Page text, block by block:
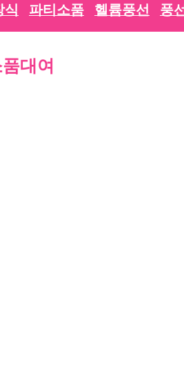
식 파티소품 헬륨풍선 풍
대여